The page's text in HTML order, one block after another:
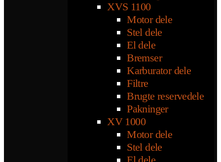
XVS 1100
Motor dele
Stel dele
El dele
Bremser
Karburator dele
Filtre
Brugte reservedele
Pakninger
XV 1000
Motor dele
Stel dele